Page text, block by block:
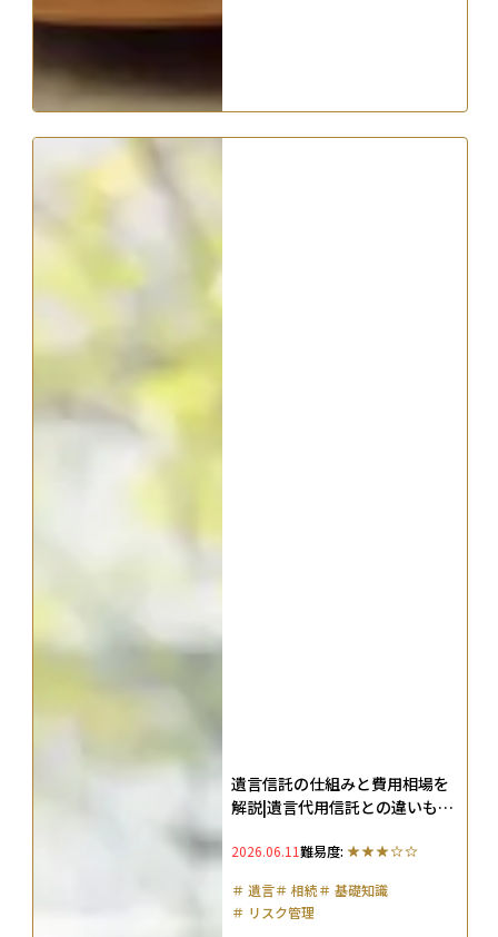
遺言信託の仕組みと費用相場を
解説|遺言代用信託との違いも比
2026.06.11難易度:
＃ 遺言＃ 相続＃ 基礎知識
＃ リスク管理